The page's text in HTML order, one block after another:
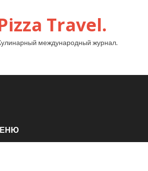
Travel.
международный журнал.